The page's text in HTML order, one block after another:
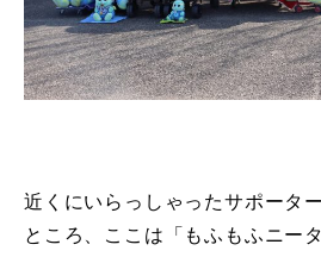
近くにいらっしゃったサポータ
ところ、ここは「もふもふニー